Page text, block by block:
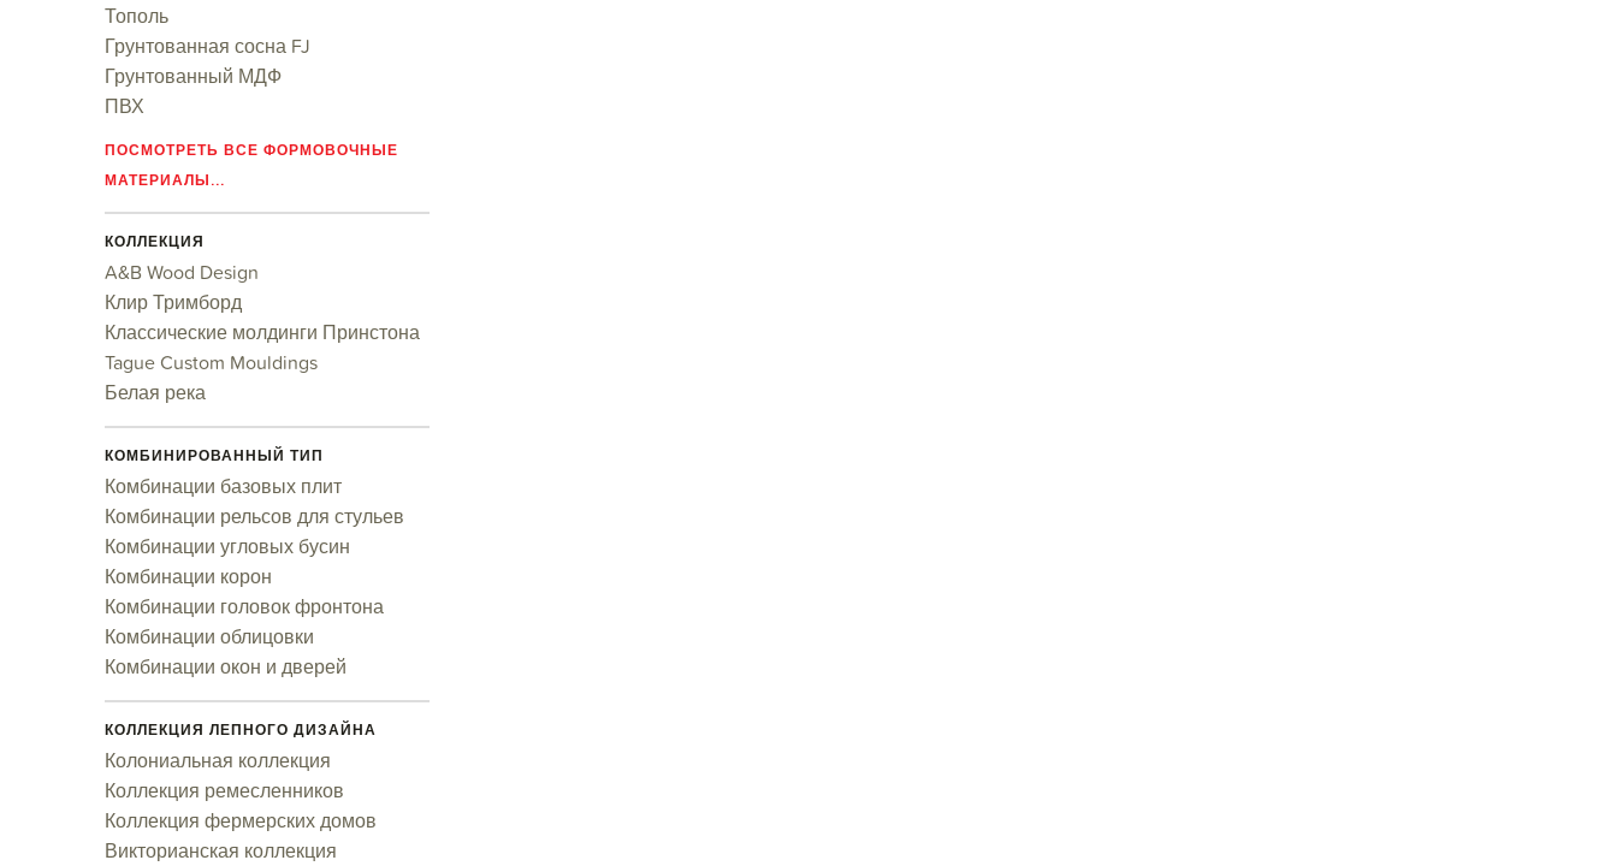
Тополь
Грунтованная сосна FJ
Грунтованный МДФ
ПВХ
ПОСМОТРЕТЬ ВСЕ ФОРМОВОЧНЫЕ
МАТЕРИАЛЫ...
КОЛЛЕКЦИЯ
A&B Wood Design
Клир Тримборд
Классические молдинги Принстона
Tague Custom Mouldings
Белая река
КОМБИНИРОВАННЫЙ ТИП
Комбинации базовых плит
Комбинации рельсов для стульев
Комбинации угловых бусин
Комбинации корон
Комбинации головок фронтона
Комбинации облицовки
Комбинации окон и дверей
КОЛЛЕКЦИЯ ЛЕПНОГО ДИЗАЙНА
Колониальная коллекция
Коллекция ремесленников
Коллекция фермерских домов
Викторианская коллекция